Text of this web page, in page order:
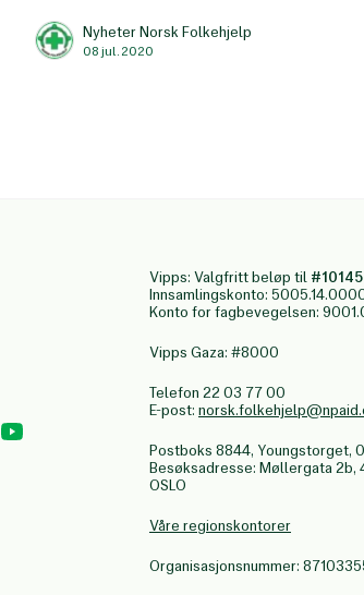
Nyheter Norsk Folkehjelp
08 jul. 2020
Vipps: Valgfritt beløp til #10145
Innsamlingskonto:
Konto for fagbevegelsen:
Vipps Gaza: #8000
Telefon 22 03 77 00
E-post:
Postboks 8844, Youngstorget,
Besøksadresse: Møllergata 2b,
OSLO
Våre regionskontorer
Organisasjonsnummer: